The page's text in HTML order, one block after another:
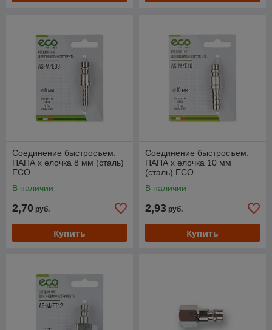
Соединение быстросъем.
ПАПА х елочка 8 мм (сталь)
ECO
В наличии
2,70 руб.
Купить
Соединение быстросъем.
ПАПА х елочка 10 мм
(сталь) ECO
В наличии
2,93 руб.
Купить